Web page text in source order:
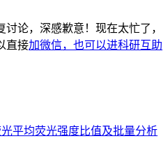
论，深感歉意！现在太忙了，
直接加微信，也可以进科研互助
平均荧光强度比值及批量分析